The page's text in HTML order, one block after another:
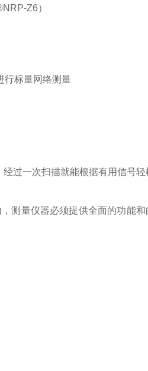
Z6）
行标量网络测量
过一次扫描就能根据有用信号轻
测量仪器必须提供全面的功能